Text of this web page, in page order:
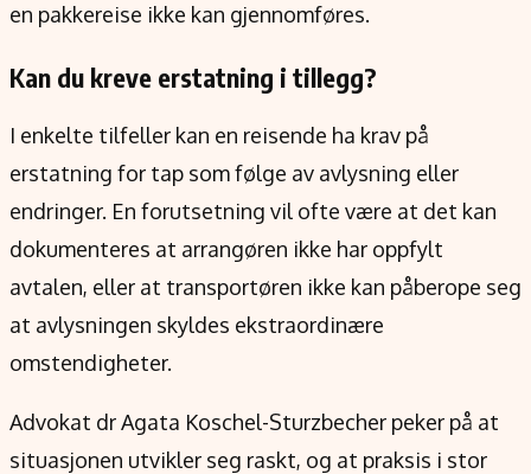
en pakkereise ikke kan gjennomføres.
Kan du kreve erstatning i tillegg?
I enkelte tilfeller kan en reisende ha krav på
erstatning for tap som følge av avlysning eller
endringer. En forutsetning vil ofte være at det kan
dokumenteres at arrangøren ikke har oppfylt
avtalen, eller at transportøren ikke kan påberope seg
at avlysningen skyldes ekstraordinære
omstendigheter.
Advokat dr Agata Koschel-Sturzbecher peker på at
situasjonen utvikler seg raskt, og at praksis i stor